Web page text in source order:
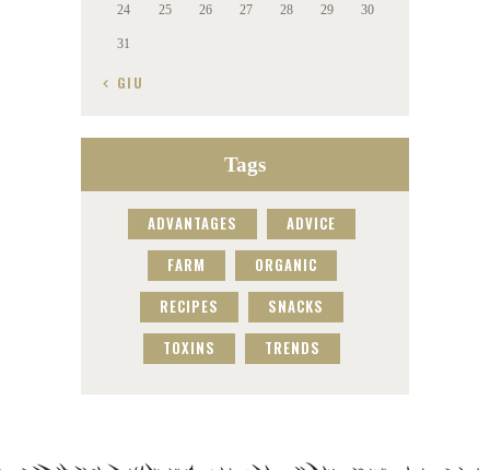
24 25 26 27 28 29 30
31
« GIU
Tags
ADVANTAGES
ADVICE
FARM
ORGANIC
RECIPES
SNACKS
TOXINS
TRENDS